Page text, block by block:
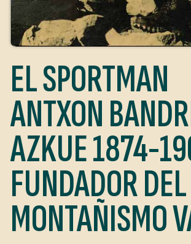
EL SPORTMAN
ANTXON
AZKUE 1874-
FUNDADOR DEL
MONTAÑISMO